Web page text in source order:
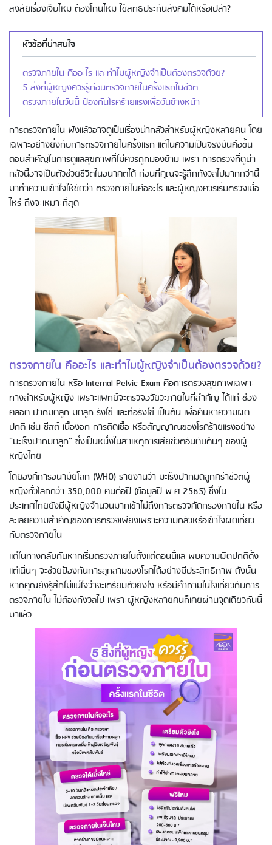
สงสัยเรื่องเจ็บไหม ต้องโกนไหม ใช้สิทธิประกันสังคมได้หรือเปล่า?
หัวข้อที่น่าสนใจ
ตรวจภายใน คืออะไร และทำไมผู้หญิงจำเป็นต้องตรวจด้วย?
5 สิ่งที่ผู้หญิงควรรู้ก่อนตรวจภายในครั้งแรกในชีวิต
ตรวจภายในวันนี้ ป้องกันโรคร้ายแรงเพื่อวันข้างหน้า
การตรวจภายใน ฟังแล้วอาจดูเป็นเรื่องน่ากลัวสำหรับผู้หญิงหลายคน โดย
เฉพาะอย่างยิ่งกับการตรวจภายในครั้งแรก แต่ในความเป็นจริงมันคือขั้น
ตอนสำคัญในการดูแลสุขภาพที่ไม่ควรถูกมองข้าม เพราะการตรวจที่ดูน่า
กลัวนี้อาจเป็นตัวช่วยชีวิตในอนาคตได้ ก่อนที่คุณจะรู้สึกกังวลไปมากกว่านี้
มาทำความเข้าใจให้ชัดว่า ตรวจภายในคืออะไร และผู้หญิงควรเริ่มตรวจเมื่อ
ไหร่ ถึงจะเหมาะที่สุด
ตรวจภายใน คืออะไร และทำไมผู้หญิงจำเป็นต้องตรวจด้วย?
การตรวจภายใน หรือ Internal Pelvic Exam คือการตรวจสุขภาพเฉพาะ
ทางสำหรับผู้หญิง เพราะแพทย์จะตรวจอวัยวะภายในที่สำคัญ ได้แก่ ช่อง
คลอด ปากมดลูก มดลูก รังไข่ และท่อรังไข่ เป็นต้น เพื่อค้นหาความผิด
ปกติ เช่น ซีสต์ เนื้องอก การติดเชื้อ หรือสัญญาณของโรคร้ายแรงอย่าง
“มะเร็งปากมดลูก” ซึ่งเป็นหนึ่งในสาเหตุการเสียชีวิตอันดับต้นๆ ของผู้
หญิงไทย
โดยองค์การอนามัยโลก (WHO) รายงานว่า มะเร็งปากมดลูกคร่าชีวิตผู้
หญิงทั่วโลกกว่า 350,000 คนต่อปี (ข้อมูลปี พ.ศ.2565) ซึ่งใน
ประเทศไทยยังมีผู้หญิงจำนวนมากเข้าไม่ถึงการตรวจคัดกรองภายใน หรือ
ละเลยความสำคัญของการตรวจเพียงเพราะความกลัวหรือเข้าใจผิดเกี่ยว
กับตรวจภายใน
แต่ในทางกลับกันหากเริ่มตรวจภายในตั้งแต่ตอนนี้และพบความผิดปกติตั้ง
แต่เนิ่นๆ จะช่วยป้องกันการลุกลามของโรคได้อย่างมีประสิทธิภาพ ดังนั้น
หากคุณยังรู้สึกไม่แน่ใจว่าจะเตรียมตัวยังไง หรือมีคำถามในใจเกี่ยวกับการ
ตรวจภายใน ไม่ต้องกังวลไป เพราะผู้หญิงหลายคนก็เคยผ่านจุดเดียวกันนี้
มาแล้ว